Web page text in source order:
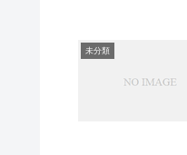
未分類